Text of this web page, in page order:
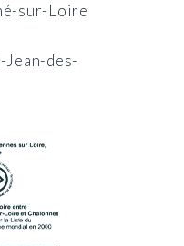
sur-Loire
des-